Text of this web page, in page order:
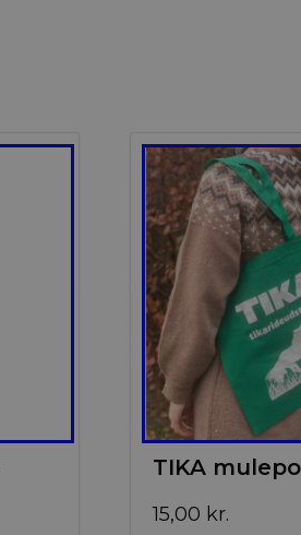
TIKA
15,00 kr.